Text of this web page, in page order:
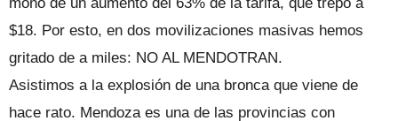
$18. Por esto, en dos movilizaciones masivas hemos
gritado de a miles: NO AL MENDOTRAN.
Asistimos a la explosión de una bronca que viene de
hace rato. Mendoza es una de las provincias con